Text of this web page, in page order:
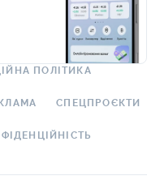
ПОЛІТИКА
СПЕЦПРОЄКТИ